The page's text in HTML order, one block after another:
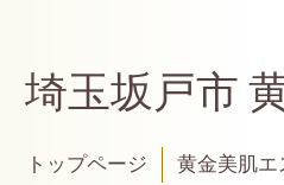
埼玉坂戸市
トップページ 黄金美肌エ